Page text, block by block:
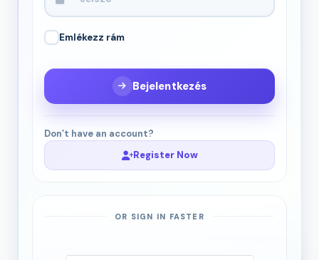
Emlékezz rám
Bejelentkezés
Don’t have an account?
Register Now
OR SIGN IN FASTER